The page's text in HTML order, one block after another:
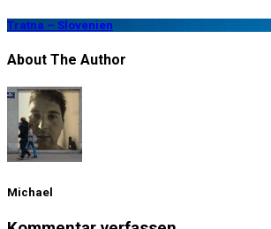
Tratna – Slovenien
About The Author
Michael